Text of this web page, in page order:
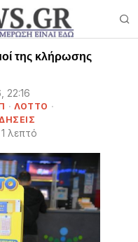
της κλήρωσης
22:16
· ΛΌΤΤΟ ·
λεπτό